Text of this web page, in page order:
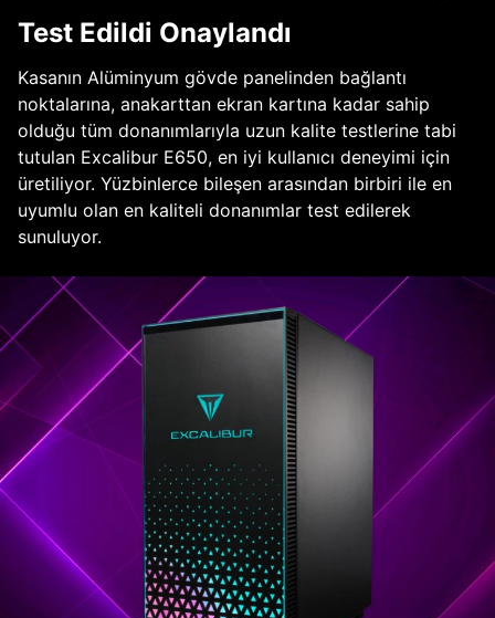
Test Edildi Onaylandı
Kasanın Alüminyum gövde panelinden bağlantı
noktalarına, anakarttan ekran kartına kadar sahip
olduğu tüm donanımlarıyla uzun kalite testlerine tabi
tutulan Excalibur E650, en iyi kullanıcı deneyimi için
üretiliyor. Yüzbinlerce bileşen arasından birbiri ile en
uyumlu olan en kaliteli donanımlar test edilerek
sunuluyor.